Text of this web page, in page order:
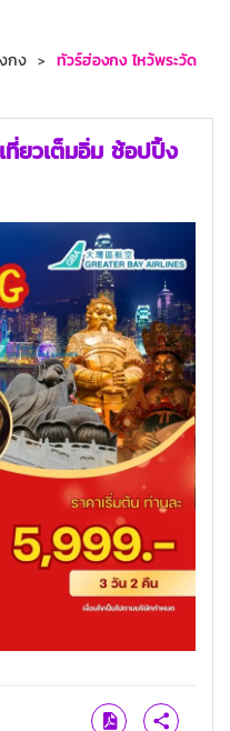
กง
ทัวร์ฮ่องกง ไหว้พระวัด
ที่ยวเต็มอิ่ม ช้อปปิ้ง